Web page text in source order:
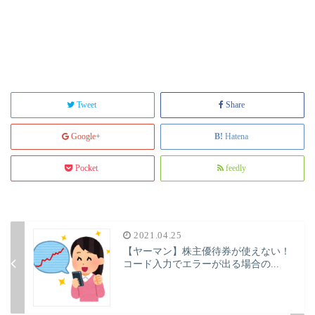
Tweet Share
Google+ Hatena
Pocket feedly
2021.04.25
【ヤーマン】株主優待券が使えない！
コード入力でエラーが出る場合の...